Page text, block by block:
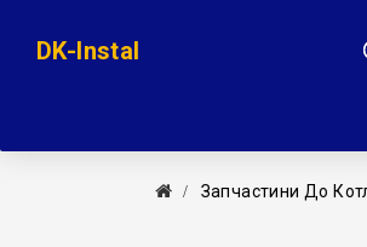
DK-Instal
Запчастини До